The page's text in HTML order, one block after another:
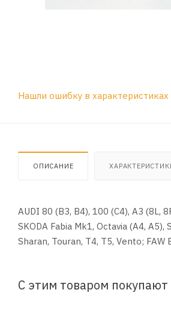
Нашли ошибку в характеристиках
ОПИСАНИЕ
AUDI 80 (B3, B4), 100 (C4), A3 (8L,
SKODA Fabia Mk1, Octavia (A4,
Sharan, Touran, T4, T5, Vento;
С этим товаром покупают